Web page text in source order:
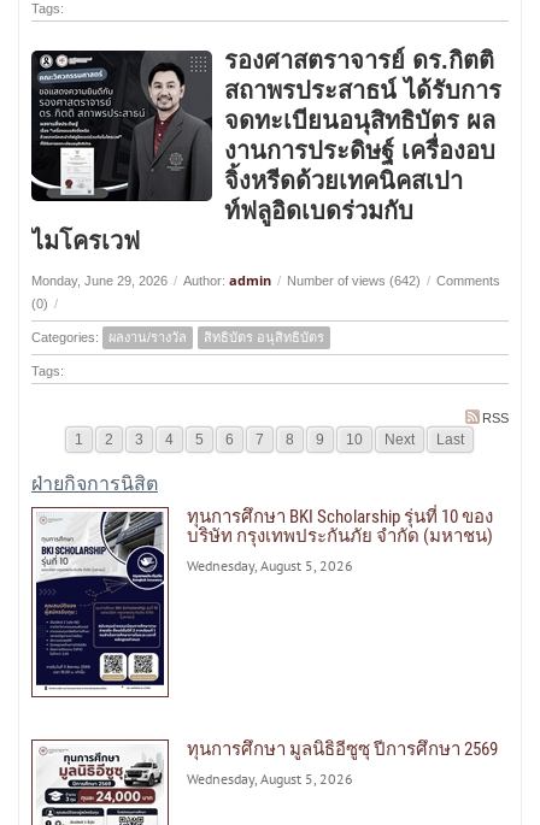
Tags:
รองศาสตราจารย์ ดร.กิตติ
สถาพรประสาธน์ ได้รับการ
จดทะเบียนอนุสิทธิบัตร ผล
งานการประดิษฐ์ เครื่องอบ
จิ้งหรีดด้วยเทคนิคสเปา
ท์ฟลูอิดเบดร่วมกับ
ไมโครเวฟ
Monday, June 29, 2026 / Author: admin / Number of views (642) / Comments
(0) /
Categories: ผลงาน/รางวัล สิทธิบัตร อนุสิทธิบัตร
Tags:
RSS
1 2 3 4 5 6 7 8 9 10 Next Last
ฝ่ายกิจการนิสิต
ทุนการศึกษา BKI Scholarship รุ่นที่ 10 ของ
บริษัท กรุงเทพประกันภัย จำกัด (มหาชน)
Wednesday, August 5, 2026
ทุนการศึกษา มูลนิธิอีซูซุ ปีการศึกษา 2569
Wednesday, August 5, 2026